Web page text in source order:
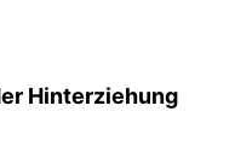
Hinterziehung